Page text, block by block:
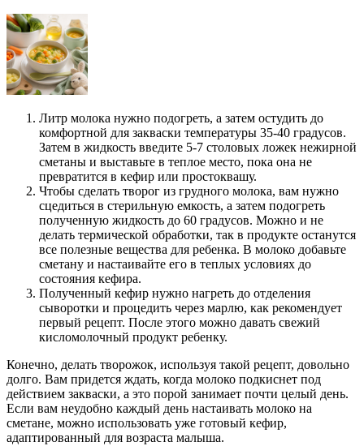
Литр молока нужно подогреть, а затем остудить до
комфортной для закваски температуры 35-40 градусов.
Затем в жидкость введите 5-7 столовых ложек нежирной
сметаны и выставьте в теплое место, пока она не
превратится в кефир или простоквашу.
Чтобы сделать творог из грудного молока, вам нужно
сцедиться в стерильную емкость, а затем подогреть
полученную жидкость до 60 градусов. Можно и не
делать термической обработки, так в продукте останутся
все полезные вещества для ребенка. В молоко добавьте
сметану и настаивайте его в теплых условиях до
состояния кефира.
Полученный кефир нужно нагреть до отделения
сыворотки и процедить через марлю, как рекомендует
первый рецепт. После этого можно давать свежий
кисломолочный продукт ребенку.
Конечно, делать творожок, используя такой рецепт, довольно
долго. Вам придется ждать, когда молоко подкиснет под
действием закваски, а это порой занимает почти целый день.
Если вам неудобно каждый день настаивать молоко на
сметане, можно использовать уже готовый кефир,
адаптированный для возраста малыша.